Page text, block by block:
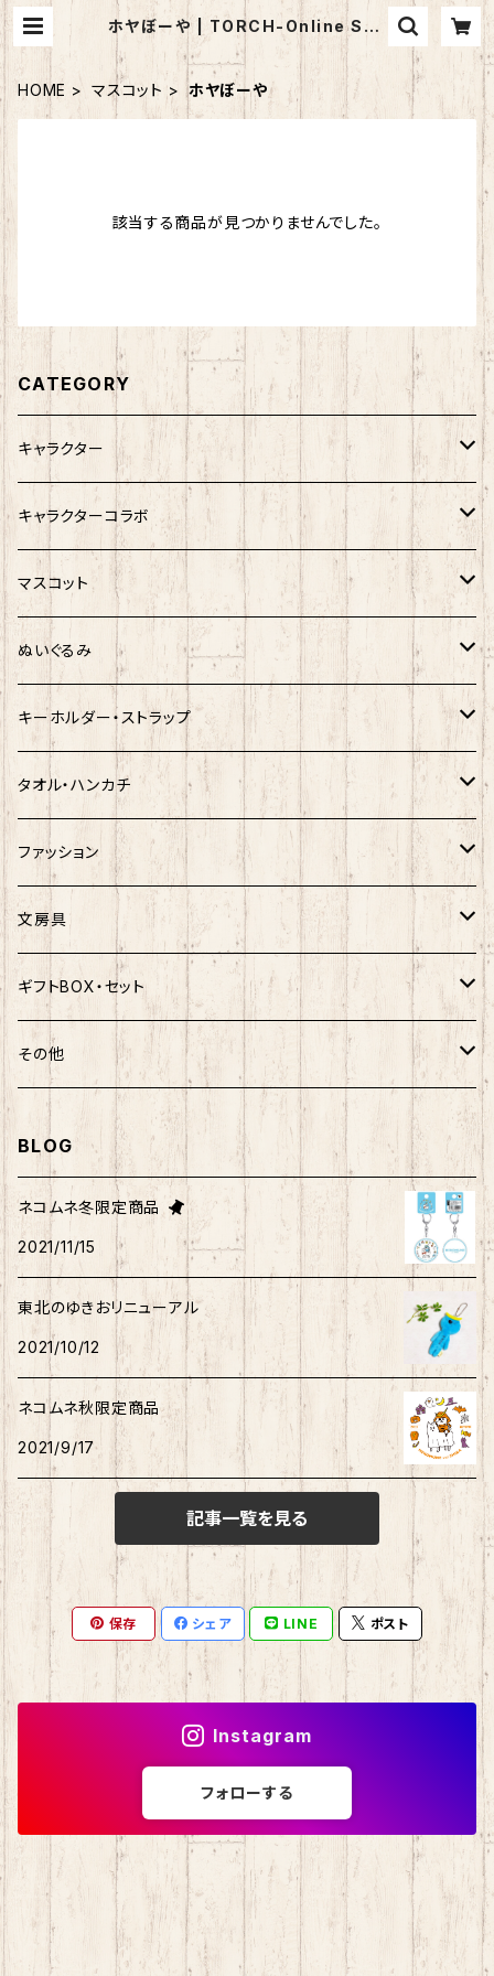
ホヤぼーや | TORCH-Online Sho
p-
HOME マスコット ホヤぼーや
該当する商品が見つかりませんでした。
CATEGORY
キャラクター
サンリオキャラクター
キティ
シナモロール
クロミ
ハンギョドン
ぐでたま
ポムポムプリン
ポチャッコ
ばつ丸
マイメロディ
けろっぴ
タキシードサム
こぎみゅん
ウィッシュミーメル
リトルツインスターズ
あひるのペックル
おさるのもんきち
マロンクリーム
みんなのたあ坊
コロコロくりりん
チョコキャット
ネコムネandシバ
モケケ
ゆきお
ホヤぼーや
ご当地ベア
スヌーピー
赤べこ・ガラガラべこ
マッチョシリーズ
もちシリーズ
旅するマメしば
旅カワウソ・しばいぬ
むすび丸
秋田犬
ご当地ハムスター
しばっころ
ポプテピピック
わさお
伊達政宗
ミニオン
キャラクターコラボ
サンリオ×おえかきさん
新幹線×ご当地ベア
サンリオ×ネコムネandシバ
楽天ゴールデンイーグルス×ネコムネandシバ
楽天ゴールデンイーグルス×おえかきさん
楽天ゴールデンイーグルス×ご当地ベア
ネコムネandシバ×鳥獣戯画
楽天ゴールデンイーグルス×もちシリーズ
サンリオ×ご当地ベア
マスコット
ゆきお
モケケ
ご当地ベア
秋田犬
しばっころ
わさお
むすび丸
ホヤぼーや
キティ
ネコムネandシバ
ご当地ハムスター
ぬいぐるみ
ホヤぼーや
その他
ご当地ベア
秋田犬
しばっころ
わさお
むすび丸
ネコムネandシバ
キーホルダー・ストラップ
ポプテピピック
ホヤぼーや
スヌーピー
秋田犬
わさお
むすび丸
ネコムネ
ゆきお
おそ松さん
サンリオキャラクター他
タオル・ハンカチ
ホヤぼーや
秋田犬
キティ
むすび丸
ミニオン
わさお
ネコムネandシバ
ファッション
Tシャツ
ネクタイ
靴下
ルームシューズ
パーカー・トレーナー
文房具
ボールペン
マグネット
クリアファイル
ステッカー
ピンバッチ
御朱印帳
ノート
缶バッチ
消しゴム
スライド缶
しおり
ギフトBOX・セット
福袋
その他
トートバック
その他雑貨
ホヤぼーや
ボクサーパンツ
アクリルスタンド
BLOG
ネコムネ冬限定商品
2021/11/15
東北のゆきおリニューアル
2021/10/12
ネコムネ秋限定商品
2021/9/17
記事一覧を見る
保存 シェア LINE ポスト
Instagram
フォローする